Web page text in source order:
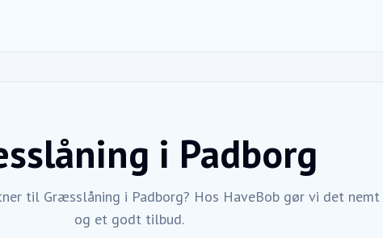
i Padborg
til Græsslåning i Padborg? Hos HaveBob gør vi det
og et godt tilbud.